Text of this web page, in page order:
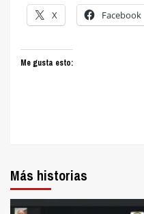
X Facebook
Me gusta esto:
Más historias